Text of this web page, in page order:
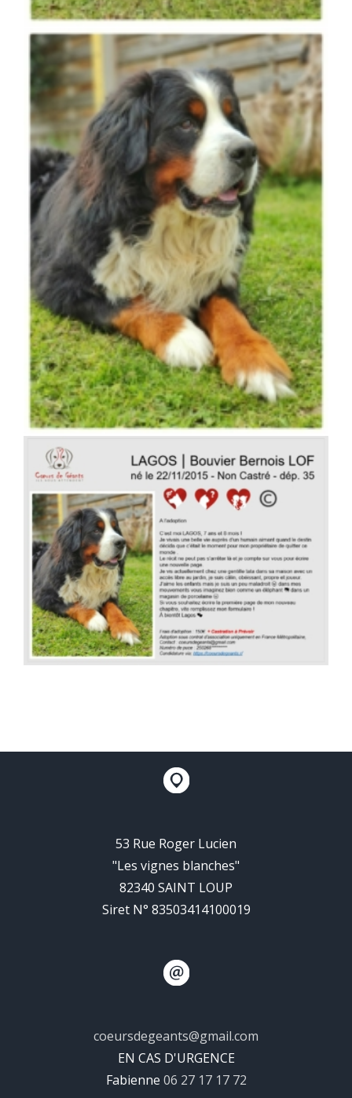
53 Rue Roger Lucien
"Les vignes blanches"
82340 SAINT LOUP
Siret N° 83503414100019
coeursdegeants@gmail.com
EN CAS D'URGENCE
Fabienne 06 27 17 17 72